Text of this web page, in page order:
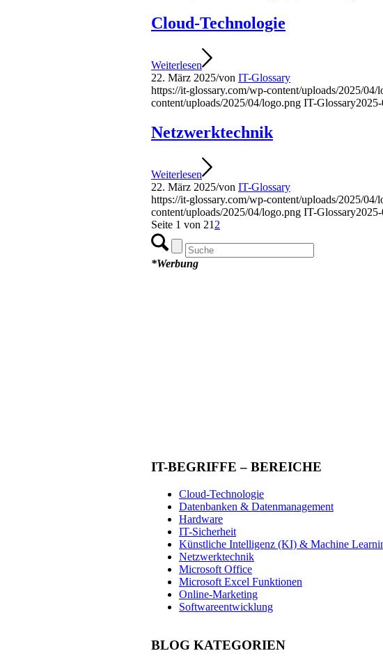
Cloud-Technologie
Weiterlesen
22. März 2025/von IT-Glossary
https://it-glossary.com/wp-content/uploads/2025/04/
content/uploads/2025/04/logo.png IT-Glossary
Netzwerktechnik
Weiterlesen
22. März 2025/von IT-Glossary
https://it-glossary.com/wp-content/uploads/2025/04/
content/uploads/2025/04/logo.png IT-Glossary
Seite 1 von 21 2
*Werbung
IT-BEGRIFFE – BEREICHE
Cloud-Technologie
Datenbanken & Datenmanagement
Hardware
IT-Sicherheit
Künstliche Intelligenz (KI) & Machine
Netzwerktechnik
Microsoft Office
Microsoft Excel Funktionen
Online-Marketing
Softwareentwicklung
BLOG KATEGORIEN